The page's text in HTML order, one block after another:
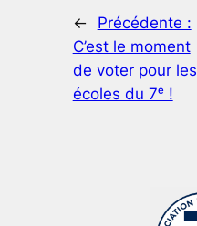
←
Précédente :
C’est le moment
de voter pour les
écoles du 7ᵉ !